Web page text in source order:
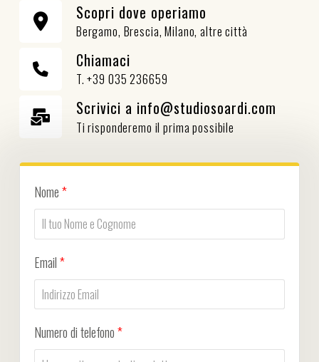
Scopri dove operiamo
Bergamo, Brescia, Milano, altre città
Chiamaci
T. +39 035 236659
Scrivici a info@studiosoardi.com
Ti risponderemo il prima possibile
Nome*
Email*
Numero di telefono*